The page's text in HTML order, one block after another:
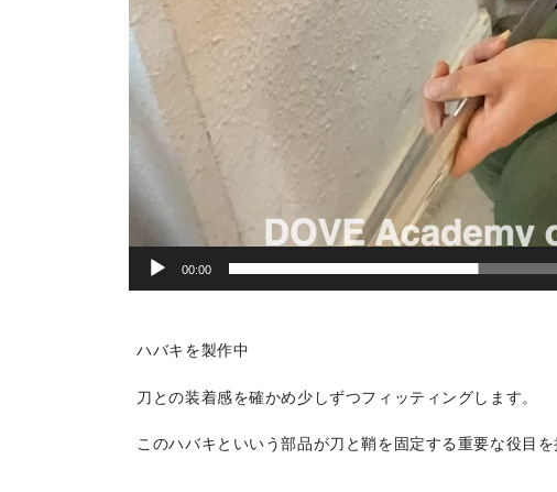
00:00
ハバキを製作中
刀との装着感を確かめ少しずつフィッティングします。
このハバキといいう部品が刀と鞘を固定する重要な役目を